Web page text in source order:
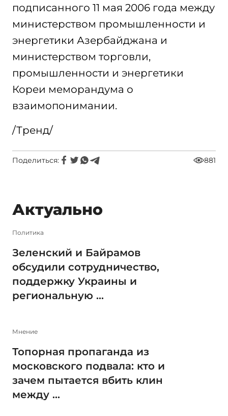
подписанного 11 мая 2006 года между
министерством промышленности и
энергетики Азербайджана и
министерством торговли,
промышленности и энергетики
Кореи меморандума о
взаимопонимании.
/Тренд/
Поделиться: 881
Актуально
Политика
Зеленский и Байрамов
обсудили сотрудничество,
поддержку Украины и
региональную ...
Мнение
Топорная пропаганда из
московского подвала: кто и
зачем пытается вбить клин
между ...